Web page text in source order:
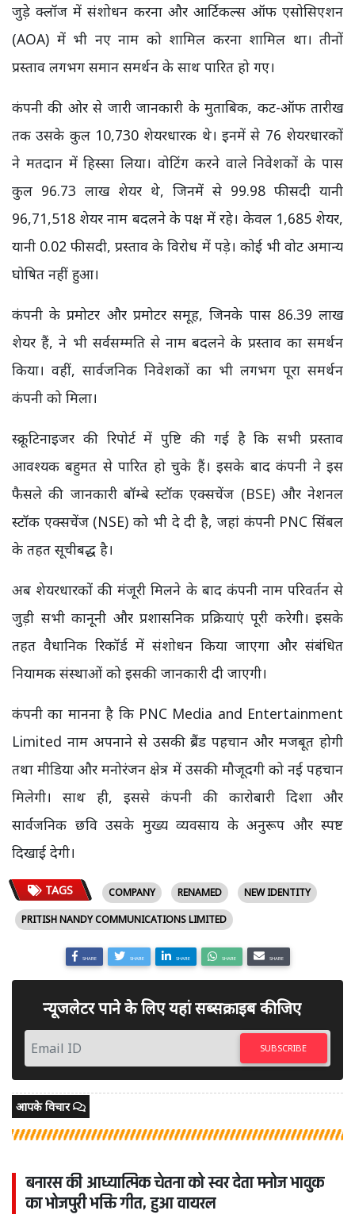
जुड़े क्लॉज में संशोधन करना और आर्टिकल्स ऑफ एसोसिएशन
(AOA) में भी नए नाम को शामिल करना शामिल था। तीनों
प्रस्ताव लगभग समान समर्थन के साथ पारित हो गए।
कंपनी की ओर से जारी जानकारी के मुताबिक, कट-ऑफ तारीख
तक उसके कुल 10,730 शेयरधारक थे। इनमें से 76 शेयरधारकों
ने मतदान में हिस्सा लिया। वोटिंग करने वाले निवेशकों के पास
कुल 96.73 लाख शेयर थे, जिनमें से 99.98 फीसदी यानी
96,71,518 शेयर नाम बदलने के पक्ष में रहे। केवल 1,685 शेयर,
यानी 0.02 फीसदी, प्रस्ताव के विरोध में पड़े। कोई भी वोट अमान्य
घोषित नहीं हुआ।
कंपनी के प्रमोटर और प्रमोटर समूह, जिनके पास 86.39 लाख
शेयर हैं, ने भी सर्वसम्मति से नाम बदलने के प्रस्ताव का समर्थन
किया। वहीं, सार्वजनिक निवेशकों का भी लगभग पूरा समर्थन
कंपनी को मिला।
स्क्रूटिनाइजर की रिपोर्ट में पुष्टि की गई है कि सभी प्रस्ताव
आवश्यक बहुमत से पारित हो चुके हैं। इसके बाद कंपनी ने इस
फैसले की जानकारी बॉम्बे स्टॉक एक्सचेंज (BSE) और नेशनल
स्टॉक एक्सचेंज (NSE) को भी दे दी है, जहां कंपनी PNC सिंबल
के तहत सूचीबद्ध है।
अब शेयरधारकों की मंजूरी मिलने के बाद कंपनी नाम परिवर्तन से
जुड़ी सभी कानूनी और प्रशासनिक प्रक्रियाएं पूरी करेगी। इसके
तहत वैधानिक रिकॉर्ड में संशोधन किया जाएगा और संबंधित
नियामक संस्थाओं को इसकी जानकारी दी जाएगी।
कंपनी का मानना है कि PNC Media and Entertainment
Limited नाम अपनाने से उसकी ब्रैंड पहचान और मजबूत होगी
तथा मीडिया और मनोरंजन क्षेत्र में उसकी मौजूदगी को नई पहचान
मिलेगी। साथ ही, इससे कंपनी की कारोबारी दिशा और
सार्वजनिक छवि उसके मुख्य व्यवसाय के अनुरूप और स्पष्ट
दिखाई देगी।
TAGS COMPANY RENAMED
NEW IDENTITY
PRITISH NANDY COMMUNICATIONS LIMITED
SHARE SHARE SHARE SHARE SHARE
न्यूजलेटर पाने के लिए यहां सब्सक्राइब कीजिए
SUBSCRIBE
आपके विचार
बनारस की आध्यात्मिक चेतना को स्वर देता मनोज भावुक
का भोजपुरी भक्ति गीत, हुआ वायरल